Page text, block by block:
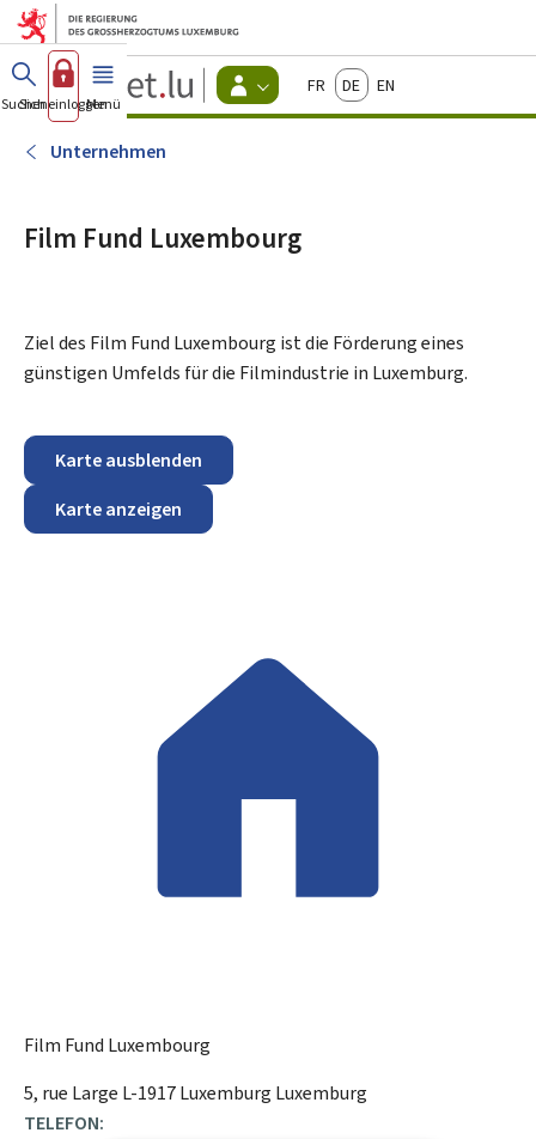
Zum Hauptmenü
Zum Inhalt
Guichet.lu
Changer
d'espace
FrançaisDeutschEnglish
Suchen
Sich einloggen
Menü Haupt-
Unternehmen
Film Fund Luxembourg
Ziel des Film Fund Luxembourg ist die Förderung eines
günstigen Umfelds für die Filmindustrie in Luxemburg.
Karte ausblenden
Karte anzeigen
Film Fund Luxembourg
ADRESSE:
5, rue Large L-1917Luxemburg Luxemburg
TELEFON: